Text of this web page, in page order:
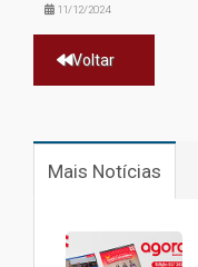
11/12/2024
Voltar
Mais Notícias